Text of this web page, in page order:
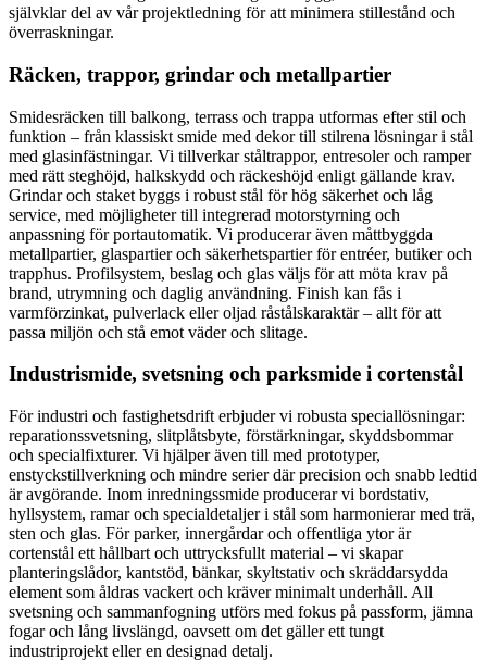
självklar del av vår projektledning för att minimera stillestånd och
överraskningar.
Räcken, trappor, grindar och metallpartier
Smidesräcken till balkong, terrass och trappa utformas efter stil och
funktion – från klassiskt smide med dekor till stilrena lösningar i stål
med glasinfästningar. Vi tillverkar ståltrappor, entresoler och ramper
med rätt steghöjd, halkskydd och räckeshöjd enligt gällande krav.
Grindar och staket byggs i robust stål för hög säkerhet och låg
service, med möjligheter till integrerad motorstyrning och
anpassning för portautomatik. Vi producerar även måttbyggda
metallpartier, glaspartier och säkerhetspartier för entréer, butiker och
trapphus. Profilsystem, beslag och glas väljs för att möta krav på
brand, utrymning och daglig användning. Finish kan fås i
varmförzinkat, pulverlack eller oljad råstålskaraktär – allt för att
passa miljön och stå emot väder och slitage.
Industrismide, svetsning och parksmide i cortenstål
För industri och fastighetsdrift erbjuder vi robusta speciallösningar:
reparationssvetsning, slitplåtsbyte, förstärkningar, skyddsbommar
och specialfixturer. Vi hjälper även till med prototyper,
enstyckstillverkning och mindre serier där precision och snabb ledtid
är avgörande. Inom inredningssmide producerar vi bordstativ,
hyllsystem, ramar och specialdetaljer i stål som harmonierar med trä,
sten och glas. För parker, innergårdar och offentliga ytor är
cortenstål ett hållbart och uttrycksfullt material – vi skapar
planteringslådor, kantstöd, bänkar, skyltstativ och skräddarsydda
element som åldras vackert och kräver minimalt underhåll. All
svetsning och sammanfogning utförs med fokus på passform, jämna
fogar och lång livslängd, oavsett om det gäller ett tungt
industriprojekt eller en designad detalj.